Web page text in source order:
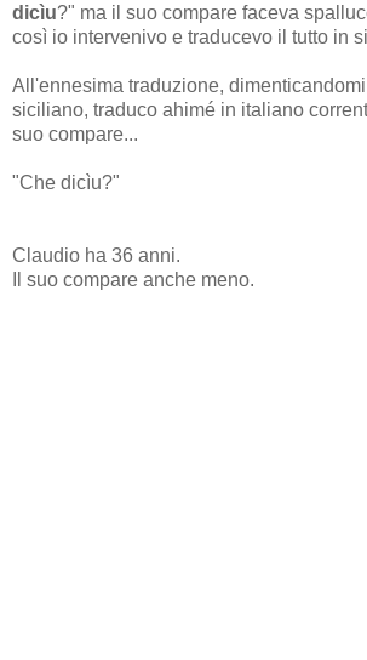
dicìu?" ma il suo compare faceva
così io intervenivo e traducevo il tutto in
All'ennesima traduzione,
siciliano, traduco ahimé in italiano
suo compare...
"Che dicìu?"
Claudio ha 36 anni.
Il suo compare anche meno.